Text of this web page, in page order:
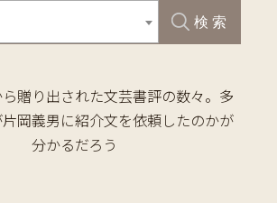
検 索
贈り出された文芸書評の数々。多
岡義男に紹介文を依頼したのかが
分かるだろう